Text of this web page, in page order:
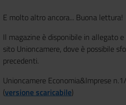
E molto altro ancora... Buona lettura!
Il magazine è disponibile in allegato
sito Unioncamere, dove è possibile
precedenti.
Unioncamere Economia&Imprese
(versione scaricabile)